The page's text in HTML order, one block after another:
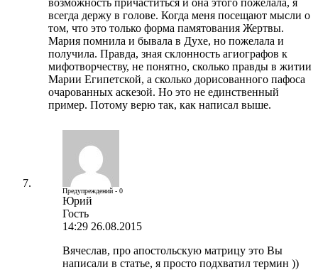
всегда держу в голове. Когда меня посещают мысли о
том, что это только форма памятования Жертвы.
Мария помнила и бывала в Духе, но пожелала и
получила. Правда, зная склонность агиографов к
мифотворчеству, не понятно, сколько правды в житии
Марии Египетской, а сколько дорисованного пафоса
очарованных аскезой. Но это не единственный
пример. Потому верю так, как написал выше.
Предупреждений - 0
Юрий
Гость
14:29 26.08.2015
Вячеслав, про апостольскую матрицу это Вы
написали в статье, я просто подхватил термин ))